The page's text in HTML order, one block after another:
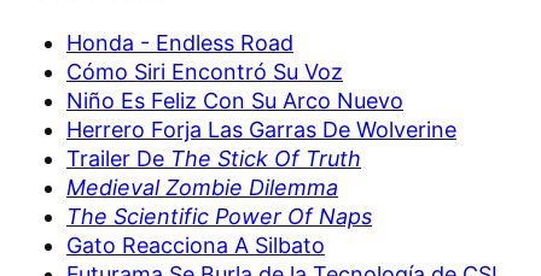
Honda - Endless Road
Cómo Siri Encontró Su Voz
Niño Es Feliz Con Su Arco Nuevo
Herrero Forja Las Garras De Wolverine
Trailer De The Stick Of Truth
Medieval Zombie Dilemma
The Scientific Power Of Naps
Gato Reacciona A Silbato